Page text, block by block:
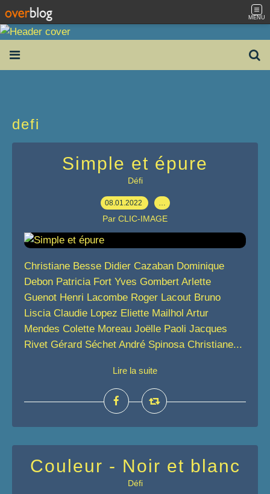
MENU
defi
Simple et épure
Défi
08.01.2022 …
Par CLIC-IMAGE
Christiane Besse Didier Cazaban Dominique
Debon Patricia Fort Yves Gombert Arlette
Guenot Henri Lacombe Roger Lacout Bruno
Liscia Claudie Lopez Eliette Mailhol Artur
Mendes Colette Moreau Joëlle Paoli Jacques
Rivet Gérard Séchet André Spinosa Christiane...
Lire la suite
Couleur - Noir et blanc
Défi